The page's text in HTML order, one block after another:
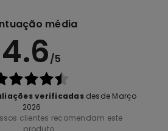
média
4.6/5
verificadasdesde Março
2026
clientes recomendam este